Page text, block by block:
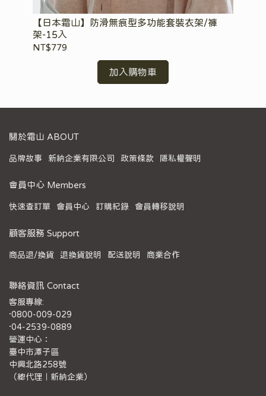
【日本霜山】防滑無痕型多功能套裝衣架/褲
架-15入
NT$779
加入購物車
關於霜山 ABOUT
品牌故事 新納企業有限公司 政策條款 隱私權聲明
會員中心 Members
快速查訂單 會員中心 訂購紀錄 會員轉移說明
顧客服務 Support
商品退/換貨 退換貨說明 配送說明 商業合作
聯絡資訊 Contact
客服專線:
·0800-009-029
·04-2539-0889
營運中心：
臺中市潭子區
中興北路258號
（總代理｜新納企業）